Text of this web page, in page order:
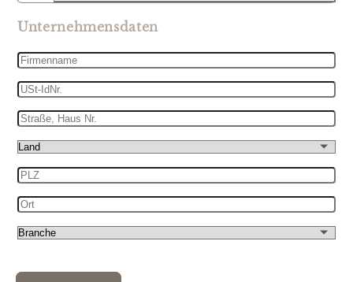
Unternehmensdaten
Firmenname
USt-
IdNr.
Straße,
Haus
Nr.
Land
PLZ
Ort
Branche